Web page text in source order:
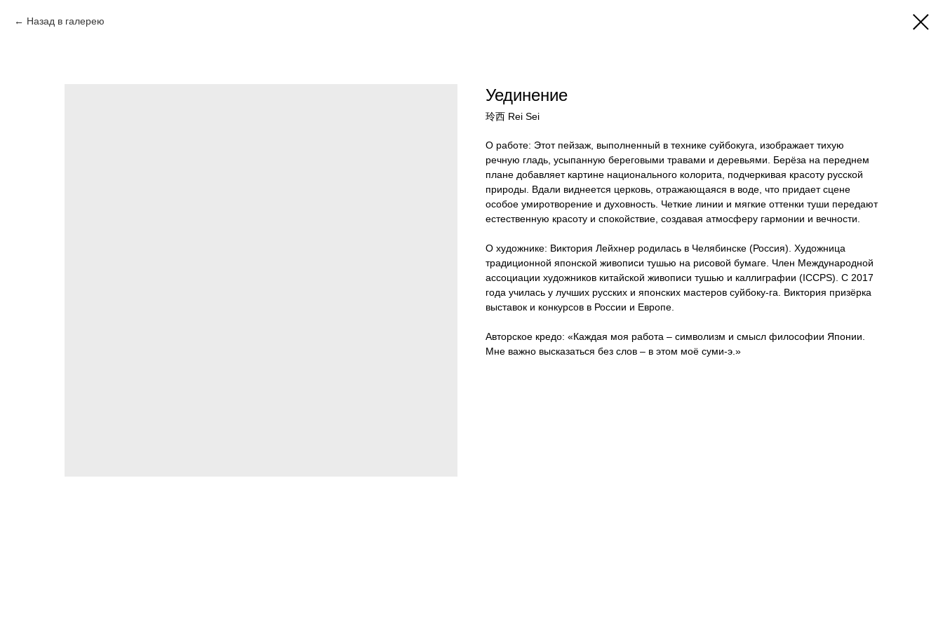
Назад в галерею
Уединение
玲西 Rei Sei
О работе: Этот пейзаж, выполненный в технике суйбокуга, изображает тихую
речную гладь, усыпанную береговыми травами и деревьями. Берёза на переднем
плане добавляет картине национального колорита, подчеркивая красоту русской
природы. Вдали виднеется церковь, отражающаяся в воде, что придает сцене
особое умиротворение и духовность. Четкие линии и мягкие оттенки туши передают
естественную красоту и спокойствие, создавая атмосферу гармонии и вечности.
О художнике: Виктория Лейхнер родилась в Челябинске (Россия). Художница
традиционной японской живописи тушью на рисовой бумаге. Член Международной
ассоциации художников китайской живописи тушью и каллиграфии (ICCPS). С 2017
года училась у лучших русских и японских мастеров суйбоку-га. Виктория призёрка
выставок и конкурсов в России и Европе.
Авторское кредо: «Каждая моя работа – символизм и смысл философии Японии.
Мне важно высказаться без слов – в этом моё суми-э.»